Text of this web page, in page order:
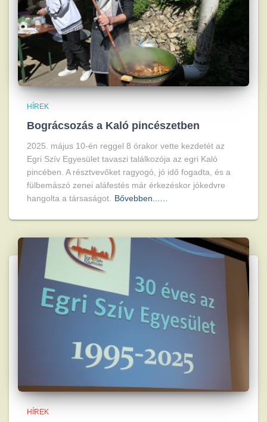
HÍREK
Bográcsozás a Kaló pincészetben
2025. május 10-én reggel 8 órakor vette kezdetét az
Egri Szív Egyesület tavaszi találkozója az egri Kaló
pincében. A résztvevőket ragyogó, jó idő fogadta, és a
fülbemászó zenei aláfestés már érkezéskor jókedvre
hangolta a társaságot. Bővebben...…
HÍREK